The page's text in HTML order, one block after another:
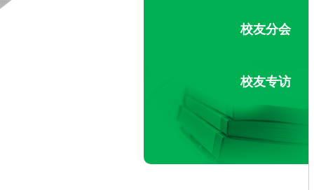
校友分会
校友专访